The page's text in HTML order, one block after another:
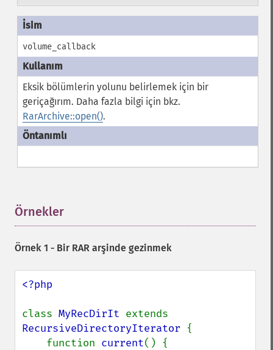
volume_callback
Eksik bölümlerin yolunu belirlemek için bir
geriçağırım. Daha fazla bilgi için bkz.
RarArchive::open().
Örnekler
Örnek 1 - Bir RAR arşinde gezinmek
<?php
class MyRecDirIt
RecursiveDirectoryIterator {
    function
current() {